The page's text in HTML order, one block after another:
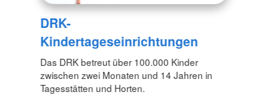
DRK-
Kindertageseinrichtungen
Das DRK betreut über 100.000 Kinder
zwischen zwei Monaten und 14 Jahren in
Tagesstätten und Horten.